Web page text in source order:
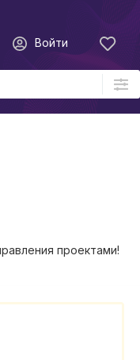
Войти
проектами!